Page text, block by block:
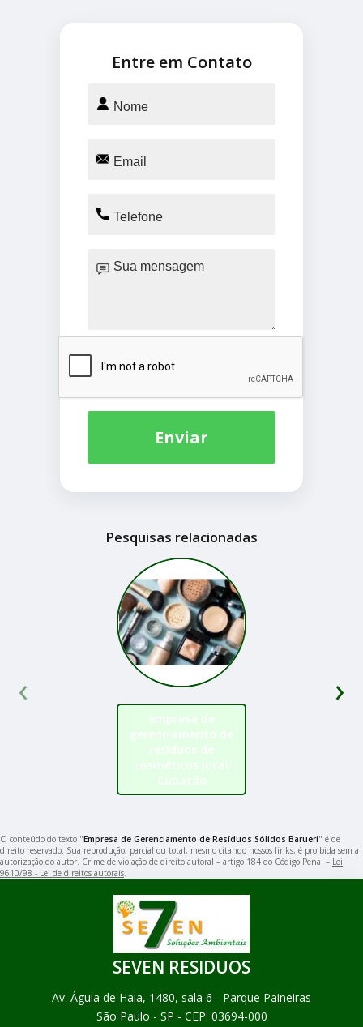
Entre em Contato
Enviar
Pesquisas relacionadas
empresa de
gerenciamento de
resíduos de
cosméticos local
Cubatão
‹ ›
O conteúdo do texto "Empresa de Gerenciamento de Resíduos Sólidos Barueri" é de
direito reservado. Sua reprodução, parcial ou total, mesmo citando nossos links, é proibida sem a
autorização do autor. Crime de violação de direito autoral – artigo 184 do Código Penal – Lei
9610/98 - Lei de direitos autorais.
SEVEN RESIDUOS
Av. Águia de Haia, 1480, sala 6 - Parque Paineiras
São Paulo - SP - CEP: 03694-000